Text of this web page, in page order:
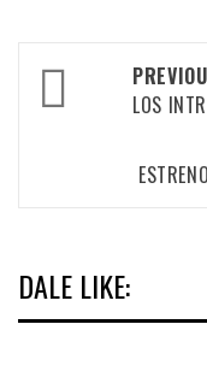
Post
navigation
LOS
DALE LIKE: